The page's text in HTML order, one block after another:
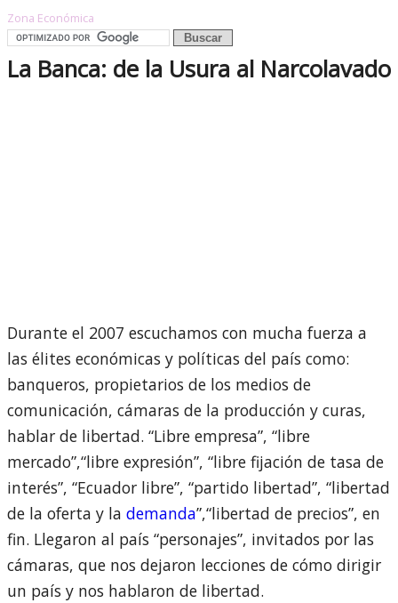
Zona Económica
La Banca: de la Usura al Narcolavado
Durante el 2007 escuchamos con mucha fuerza a
las élites económicas y políticas del país como:
banqueros, propietarios de los medios de
comunicación, cámaras de la producción y curas,
hablar de libertad. “Libre empresa”, “libre
mercado”,“libre expresión”, “libre fijación de tasa de
interés”, “Ecuador libre”, “partido libertad”, “libertad
de la oferta y la demanda”,“libertad de precios”, en
fin. Llegaron al país “personajes”, invitados por las
cámaras, que nos dejaron lecciones de cómo dirigir
un país y nos hablaron de libertad.